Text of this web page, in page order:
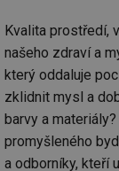
Kvalita prostředí,
našeho zdraví a
který oddaluje
zklidnit mysl a
barvy a
promyšleného
a odborníky, kteří